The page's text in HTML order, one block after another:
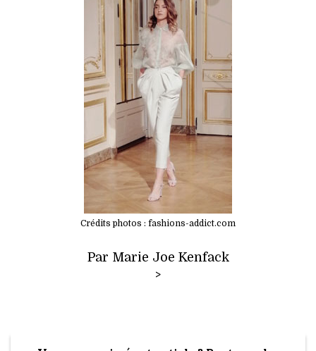
Crédits photos : fashions-addict.com
Par Marie Joe Kenfack
>